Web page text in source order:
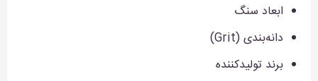
ابعاد سنگ
دانه‌بندی (Grit)
برند تولیدکننده